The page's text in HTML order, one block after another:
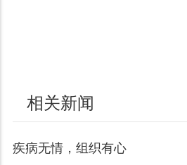
相关新闻
疾病无情，组织有心